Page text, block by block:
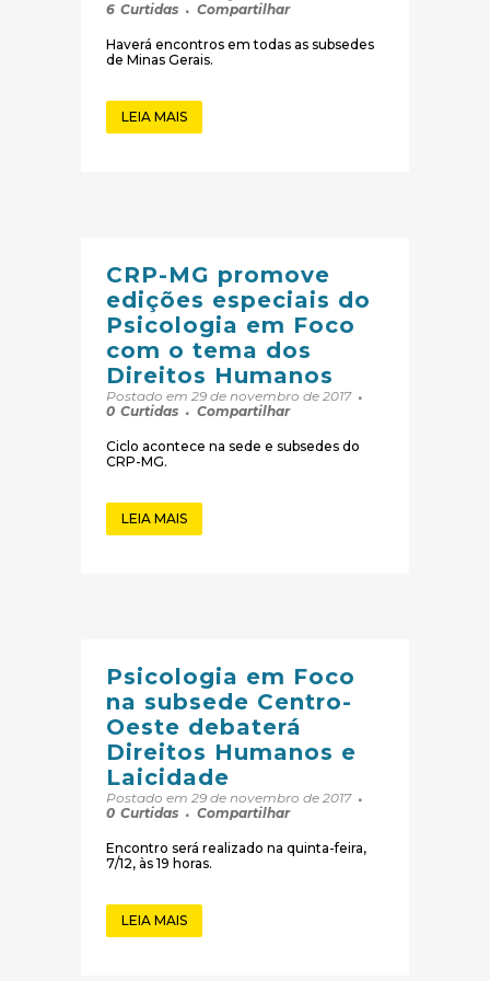
6 Curtidas Compartilhar
Haverá encontros em todas as subsedes
de Minas Gerais.
LEIA MAIS
CRP-MG promove
edições especiais do
Psicologia em Foco
com o tema dos
Direitos Humanos
Postado em 29 de novembro de 2017
0 Curtidas Compartilhar
Ciclo acontece na sede e subsedes do
CRP-MG.
LEIA MAIS
Psicologia em Foco
na subsede Centro-
Oeste debaterá
Direitos Humanos e
Laicidade
Postado em 29 de novembro de 2017
0 Curtidas Compartilhar
Encontro será realizado na quinta-feira,
7/12, às 19 horas.
LEIA MAIS